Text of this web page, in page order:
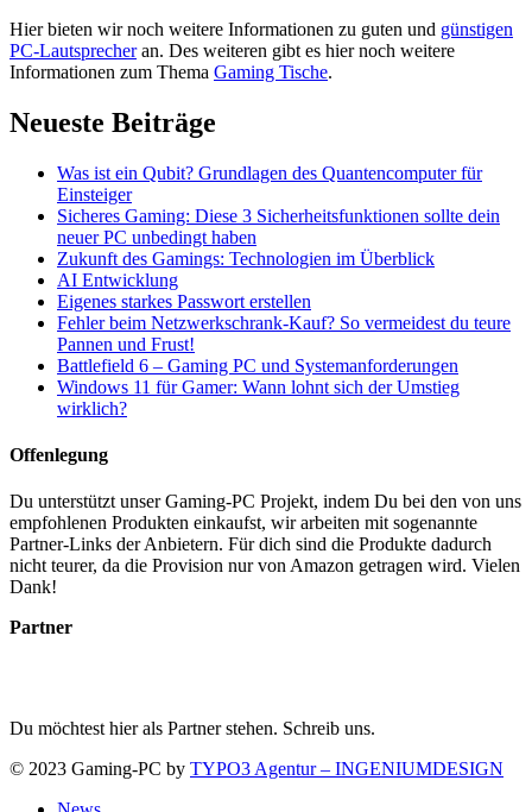
Hier bieten wir noch weitere Informationen zu guten und günstigen
PC-Lautsprecheran. Des weiteren gibt es hier noch weitere
Informationen zum Thema Gaming Tische.
Neueste Beiträge
Was ist ein Qubit? Grundlagen des Quantencomputer für
Einsteiger
Sicheres Gaming: Diese 3 Sicherheitsfunktionen sollte dein
neuer PC unbedingt haben
Zukunft des Gamings: Technologien im Überblick
AI Entwicklung
Eigenes starkes Passwort erstellen
Fehler beim Netzwerkschrank-Kauf? So vermeidest du teure
Pannen und Frust!
Battlefield 6 – Gaming PC und Systemanforderungen
Windows 11 für Gamer: Wann lohnt sich der Umstieg
wirklich?
Offenlegung
Du unterstützt unser Gaming-PC Projekt, indem Du bei den von uns
empfohlenen Produkten einkaufst, wir arbeiten mit sogenannte
Partner-Links der Anbietern. Für dich sind die Produkte dadurch
nicht teurer, da die Provision nur von Amazon getragen wird. Vielen
Dank!
Partner
Du möchtest hier als Partner stehen. Schreib uns.
© 2023 Gaming-PC by TYPO3 Agentur – INGENIUMDESIGN